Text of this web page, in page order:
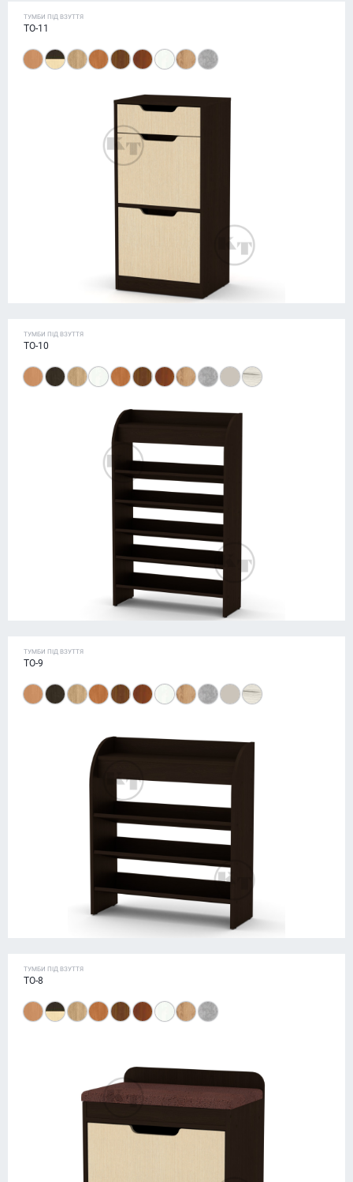
ТУМБИ ПІД ВЗУТТЯ
ТО-11
ТУМБИ ПІД ВЗУТТЯ
ТО-10
ТУМБИ ПІД ВЗУТТЯ
ТО-9
ТУМБИ ПІД ВЗУТТЯ
ТО-8